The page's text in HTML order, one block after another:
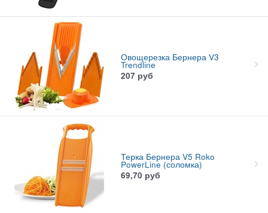
Овощерезка Бернера V3
Trendline
207 руб
Терка Бернера V5 Roko
PowerLine (соломка)
69,70 руб